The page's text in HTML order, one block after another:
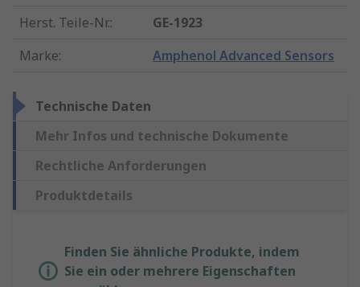
Herst. Teile-Nr.:
GE-1923
Marke: Amphenol Advanced Sensors
Technische Daten
Mehr Infos und technische Dokumente
Rechtliche Anforderungen
Produktdetails
Finden Sie ähnliche Produkte, indem
Sie ein oder mehrere Eigenschaften